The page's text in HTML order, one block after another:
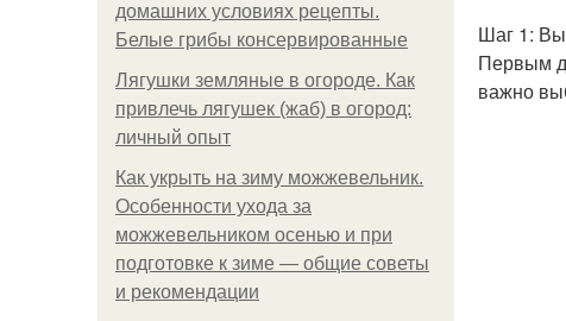
домашних условиях рецепты.
Белые грибы консервированные
Лягушки земляные в огороде. Как
привлечь лягушек (жаб) в огород:
личный опыт
Как укрыть на зиму можжевельник.
Особенности ухода за
можжевельником осенью и при
подготовке к зиме — общие советы
и рекомендации
Шаг 1:
Первым
важно